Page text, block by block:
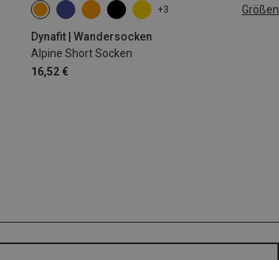
+3 Größen
Dynafit | Wandersocken
Alpine Short Socken
16,52 €
35|36|37|38 39|40|41|42